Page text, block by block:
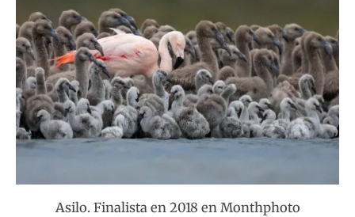
Asilo. Finalista en 2018 en Monthphoto